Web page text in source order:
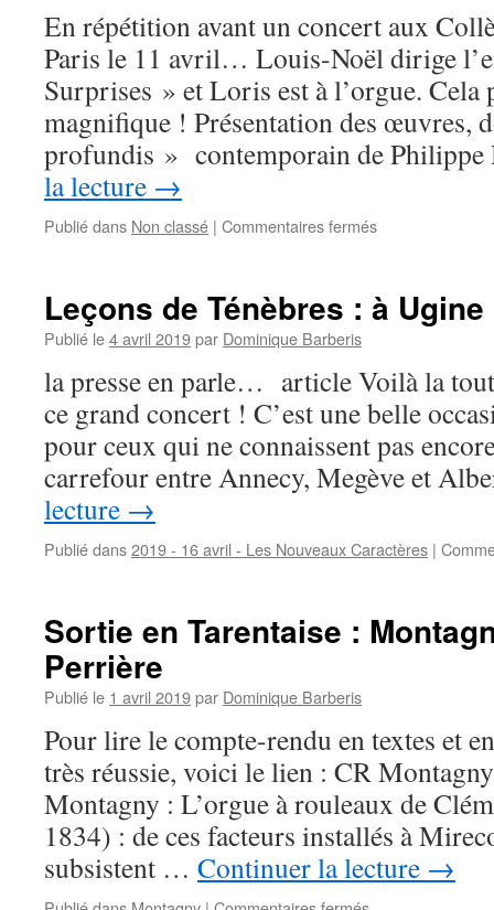
En répétition avant un concert aux
Paris le 11 avril… Louis-Noël dirige
Surprises » et Loris est à l’orgue. Cela
magnifique ! Présentation des œuvres,
profundis » contemporain de
la lecture →
Publié dans Non classé | Commentaires ferméssur
Louis-
de
Camboulas
et
Loris
Barrucand
Leçons de Ténèbres : à
Publié le4 avril 2019par Dominique Barberis
la presse en parle… article Voilà la
ce grand concert ! C’est une belle
pour ceux qui ne connaissent pas
carrefour entre Annecy, Megève et
lecture →
Publié dans2019 - 16 avril - Les Nouveaux Caractères |
Sortie en Tarentaise :
Perrière
Publié le 1 avril 2019par Dominique Barberis
Pour lire le compte-rendu en textes et
très réussie, voici le lien : CR
Montagny : L’orgue à rouleaux de
1834) : de ces facteurs installés à
subsistent … Continuer la lecture →